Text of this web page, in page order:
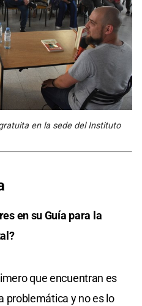
en la sede del Instituto
en su Guía para la
que encuentran es
problemática y no es lo